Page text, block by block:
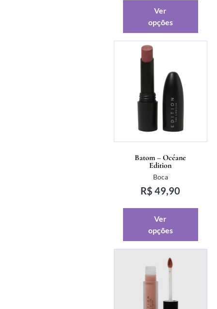
Ver
opções
Batom – Océane
Edition
Boca
R$ 49,90
Ver
opções